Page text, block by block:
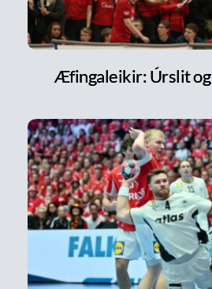
Æfingaleikir: Úrslit